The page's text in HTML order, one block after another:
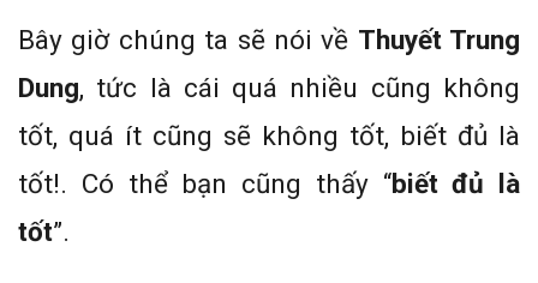
Bây giờ chúng ta sẽ nói về Thuyết Trung
Dung, tức là cái quá nhiều cũng không
tốt, quá ít cũng sẽ không tốt, biết đủ là
tốt!. Có thể bạn cũng thấy “biết đủ là
tốt”.